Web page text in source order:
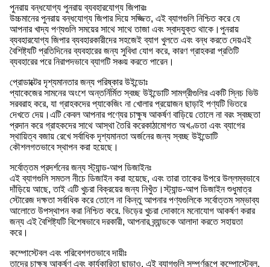
পুনরায় বন্ধযোগ্য পুনরায় ব্যবহারযোগ্য জিপারঃ
উচ্চমানের পুনরায় বন্ধযোগ্য জিপার দিয়ে সজ্জিত, এই ব্যাগগুলি নিশ্চিত করে যে
আপনার খাদ্য পণ্যগুলি সময়ের সাথে সাথে তাজা এবং স্বাদযুক্ত থাকে।পুনরায়
ব্যবহারযোগ্য জিপার ব্যবহারকারীদের সহজেই ব্যাগ খুলতে এবং বন্ধ করতে দেয়এই
বৈশিষ্ট্যটি প্রতিদিনের ব্যবহারের জন্য সুবিধা যোগ করে, কারণ গ্রাহকরা প্রতিটি
ব্যবহারের পরে নিরাপদভাবে ব্যাগটি সঞ্চয় করতে পারেন।
প্রোডাক্টের দৃশ্যমানতার জন্য পরিষ্কার উইন্ডোঃ
প্যাকেজের সামনের অংশে অন্তর্নির্মিত স্বচ্ছ উইন্ডোটি সামগ্রীগুলির একটি স্নিচ ভিউ
সরবরাহ করে, যা গ্রাহকদের প্যাকেজিং না খোলার প্রয়োজন ছাড়াই পণ্যটি ভিতরে
দেখতে দেয়।এটি কেবল আপনার পণ্যের চাক্ষুষ আকর্ষণ বাড়িয়ে তোলে না বরং স্বচ্ছতা
প্রদান করে গ্রাহকদের সাথে আস্থা তৈরি করেকাঠামোগত অখণ্ডতা এবং ব্যাগের
স্থায়িত্ব বজায় রেখে সর্বাধিক দৃশ্যমানতা অর্জনের জন্য স্বচ্ছ উইন্ডোটি
কৌশলগতভাবে স্থাপন করা হয়েছে।
সর্বোত্তম প্রদর্শনের জন্য স্ট্যান্ড-আপ ডিজাইনঃ
এই ব্যাগগুলি সমতল নীচে ডিজাইন করা হয়েছে, এবং তারা তাকের উপরে উল্লম্বভাবে
দাঁড়িয়ে আছে, তাই এটি খুচরা বিক্রয়ের জন্য নিখুঁত।স্ট্যান্ড-আপ ডিজাইন শুধুমাত্র
স্টোরেজ দক্ষতা সর্বাধিক করে তোলে না কিন্তু আপনার পণ্যগুলিকে সর্বোত্তম সম্ভাব্য
আলোতে উপস্থাপন করা নিশ্চিত করে. ভিড়ের খুচরা দোকানে মনোযোগ আকর্ষণ করার
জন্য এই বৈশিষ্ট্যটি বিশেষভাবে দরকারী, আপনার ব্র্যান্ডকে আলাদা করতে সহায়তা
করে।
কম্পোস্টেবল এবং পরিবেশগতভাবে দায়ীঃ
তাদের চাক্ষুষ আকর্ষণ এবং কার্যকারিতা ছাড়াও, এই ব্যাগগুলি সম্পূর্ণরূপে কম্পোস্টেবল,